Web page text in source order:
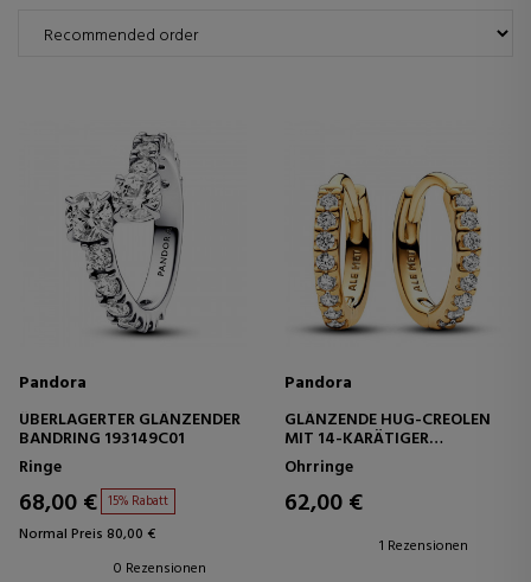
Pandora
ÜBERLAGERTER GLÄNZENDER
BANDRING 193149C01
Ringe
68,00 € 15% Rabatt
Normal Preis 80,00 €
0 Rezensionen
Pandora
GLÄNZENDE HUG-CREOLEN
MIT 14-KARÄTIGER
GOLDBESCHICHTUNG
263015C01
Ohrringe
62,00 €
1 Rezensionen